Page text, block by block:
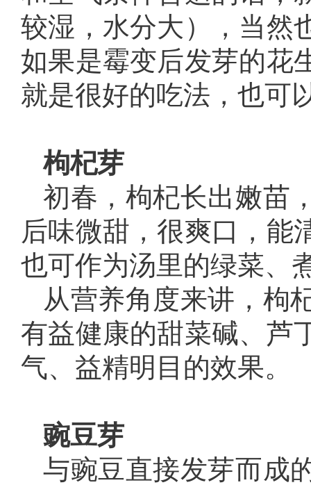
较湿，水分大），当然
如果是霉变后发芽的花
就是很好的吃法，也可
枸杞芽
初春，枸杞长出嫩苗
后味微甜，很爽口，能
也可作为汤里的绿菜、
从营养角度来讲，枸
有益健康的甜菜碱、芦
气、益精明目的效果。
豌豆芽
与豌豆直接发芽而成